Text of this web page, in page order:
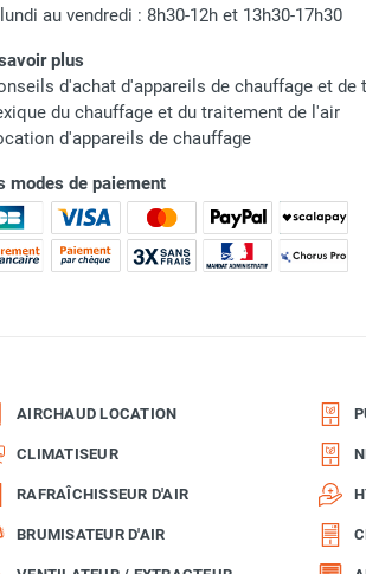
d'air froid
chauffant et radiant
sur mât
chauffant à gaz
électrique
terrasse aux pellets
infrarouge fixe mur et
et cassette rayonnante
tube radiant et radiant
au gaz
radiant tube suspendu
Nom du modèle
Classement produit
au vendredi : 8h30-12h et 13h30-17h30
plus
d'achat d'appareils de chauffage et de
du chauffage et du traitement de l'air
d'appareils de chauffage
modes de paiement
AIRCHAUD LOCATION
CLIMATISEUR
RAFRAÎCHISSEUR D'AIR
BRUMISATEUR D'AIR